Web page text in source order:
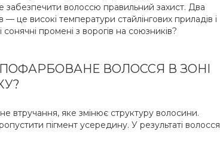
забезпечити волоссю правильний захист. Два
це високі температури стайлінгових приладів і
промені з ворогів на союзників?
ВОЛОССЯ В ЗОНІ
втручання, яке змінює структуру волосини.
пігмент усередину. У результаті волосся